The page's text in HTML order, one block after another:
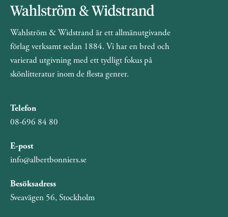
Wahlström & Widstrand är ett allmänutgivande
förlag verksamt sedan 1884. Vi har en bred och
varierad utgivning med ett tydligt fokus på
skönlitteratur inom de flesta genrer.
Telefon
08-696 84 80
E-post
info@albertbonniers.se
Besöksadress
Sveavägen 56, Stockholm